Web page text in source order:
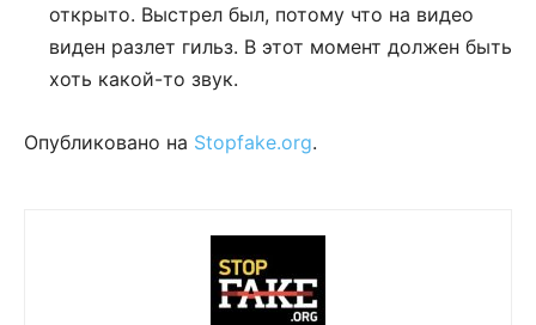
открыто. Выстрел был, потому что на видео
виден разлет гильз. В этот момент должен быть
хоть какой-то звук.
Опубликовано на Stopfake.org.